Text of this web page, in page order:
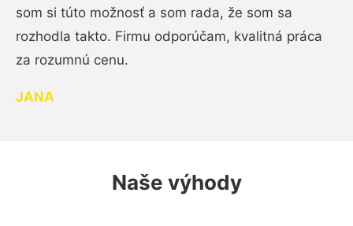
som si túto možnosť a som rada, že som sa
rozhodla takto. Firmu odporúčam, kvalitná práca
za rozumnú cenu.
JANA
Naše výhody